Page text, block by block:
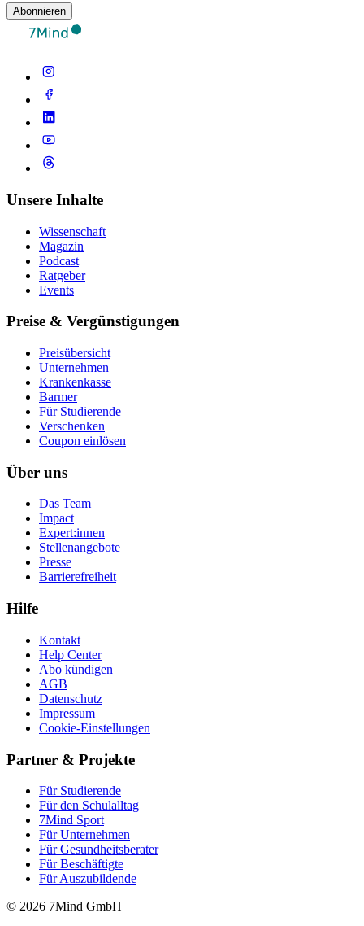
Abonnieren
Unsere Inhalte
Wissenschaft
Magazin
Podcast
Ratgeber
Events
Preise & Vergünstigungen
Preisübersicht
Unternehmen
Krankenkasse
Barmer
Für Studierende
Ver­schen­ken
Coupon einlösen
Über uns
Das Team
Impact
Expert:innen
Stellenangebote
Presse
Barrierefreiheit
Hilfe
Kontakt
Help Center
Abo kündigen
AGB
Datenschutz
Impressum
Cookie-Einstellungen
Partner & Projekte
Für Stu­die­rende
Für den Schulalltag
7Mind Sport
Für Unter­neh­men
Für Gesund­heits­be­ra­ter
Für Beschäftigte
Für Auszubildende
© 2026 7Mind GmbH